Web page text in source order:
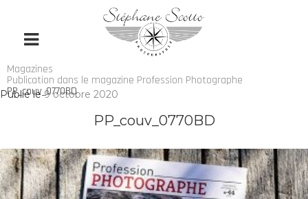
Magazines
Publication dans le magazine Profession Photographe
PP_couv_0770BD
Publié le9 octobre 2020
PP_couv_0770BD